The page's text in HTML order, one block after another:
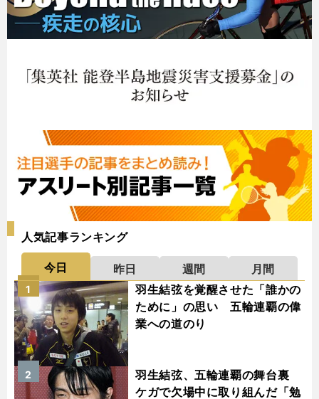
人気記事ランキング
今日 昨日 週間
月間
羽生結弦を覚醒させた「誰かの
ために」の思い 五輪連覇の偉
業への道のり
1
羽生結弦、五輪連覇の舞台裏
ケガで欠場中に取り組んだ「勉
2